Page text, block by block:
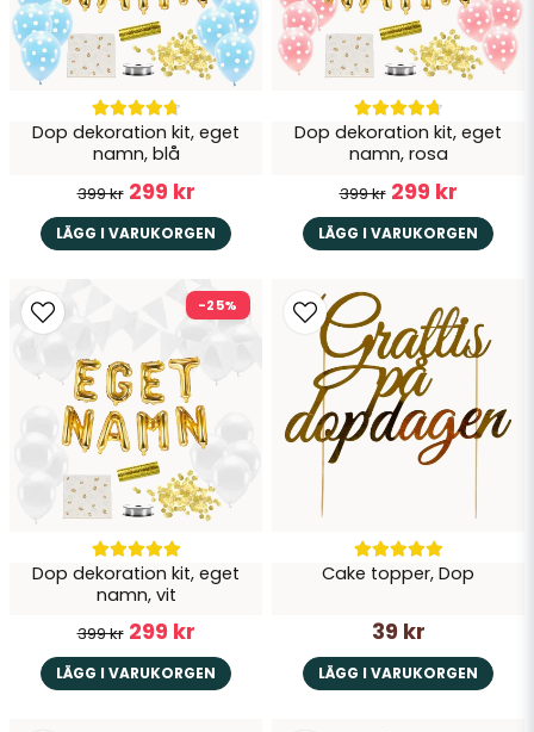
Skicka fråga
Dop dekoration kit, eget
namn, blå
399 kr 299 kr
LÄGG I VARUKORGEN
Dop dekoration kit, eget
namn, rosa
399 kr 299 kr
LÄGG I VARUKORGEN
Dop dekoration kit, eget
namn, vit
399 kr 299 kr
LÄGG I VARUKORGEN
-25%
Cake topper, Dop
39 kr
LÄGG I VARUKORGEN